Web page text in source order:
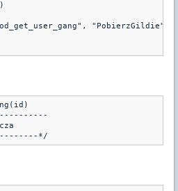
"PobierzGildie");